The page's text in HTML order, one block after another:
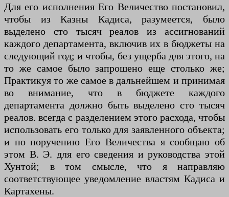
Для его исполнения Его Величество постановил,
чтобы из Казны Кадиса, разумеется, было
выделено сто тысяч реалов из ассигнований
каждого департамента, включив их в бюджеты на
следующий год; и чтобы, без ущерба для этого, на
то же самое было запрошено еще столько же;
Практикуя то же самое в дальнейшем и принимая
во внимание, что в бюджете каждого
департамента должно быть выделено сто тысяч
реалов. всегда с разделением этого расхода, чтобы
использовать его только для заявленного объекта;
и по поручению Его Величества я сообщаю об
этом В. Э. для его сведения и руководства этой
Хунтой; в том смысле, что я направляю
соответствующее уведомление властям Кадиса и
Картахены.